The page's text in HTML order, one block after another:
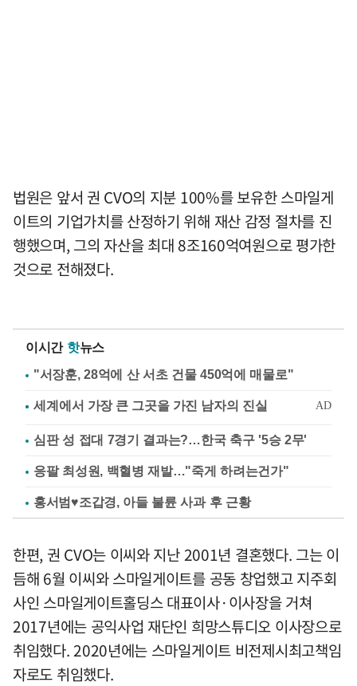
법원은 앞서 권 CVO의 지분 100%를 보유한 스마일게
이트의 기업가치를 산정하기 위해 재산 감정 절차를 진
행했으며, 그의 자산을 최대 8조160억여원으로 평가한
것으로 전해졌다.
이시간 핫뉴스
"서장훈, 28억에 산 서초 건물 450억에 매물로"
심판 성 접대 7경기 결과는?…한국 축구 '5승 2무'
응팔 최성원, 백혈병 재발…"죽게 하려는건가"
홍서범♥조갑경, 아들 불륜 사과 후 근황
한편, 권 CVO는 이씨와 지난 2001년 결혼했다. 그는 이
듬해 6월 이씨와 스마일게이트를 공동 창업했고 지주회
사인 스마일게이트홀딩스 대표이사·이사장을 거쳐
2017년에는 공익사업 재단인 희망스튜디오 이사장으로
취임했다. 2020년에는 스마일게이트 비전제시최고책임
자로도 취임했다.